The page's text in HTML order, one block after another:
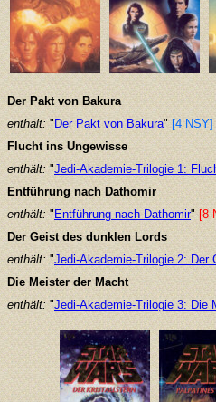
Der Pakt von Bakura
enthält:"Der Pakt von Bakura" [4 NSY]
Flucht ins Ungewisse
enthält: "Jedi-Akademie-Trilogie 1:
Entführung nach Dathomir
enthält:"Entführung nach Dathomir" [8
Der Geist des dunklen Lords
enthält:"Jedi-Akademie-Trilogie 2: Der
Die Meister der Macht
enthält:"Jedi-Akademie-Trilogie 3: Die